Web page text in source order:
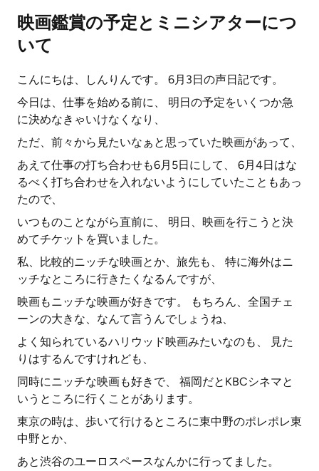
映画鑑賞の予定とミニシアターにつ
いて
こんにちは、しんりんです。 6月3日の声日記です。
今日は、仕事を始める前に、 明日の予定をいくつか急
に決めなきゃいけなくなり、
ただ、前々から見たいなぁと思っていた映画があって、
あえて仕事の打ち合わせも6月5日にして、 6月4日はな
るべく打ち合わせを入れないようにしていたこともあっ
たので、
いつものことながら直前に、 明日、映画を行こうと決
めてチケットを買いました。
私、比較的ニッチな映画とか、旅先も、 特に海外はニ
ッチなところに行きたくなるんですが、
映画もニッチな映画が好きです。 もちろん、全国チェ
ーンの大きな、なんて言うんでしょうね、
よく知られているハリウッド映画みたいなのも、 見た
りはするんですけれども、
同時にニッチな映画も好きで、 福岡だとKBCシネマと
いうところに行くことがあります。
東京の時は、歩いて行けるところに東中野のポレポレ東
中野とか、
あと渋谷のユーロスペースなんかに行ってました。